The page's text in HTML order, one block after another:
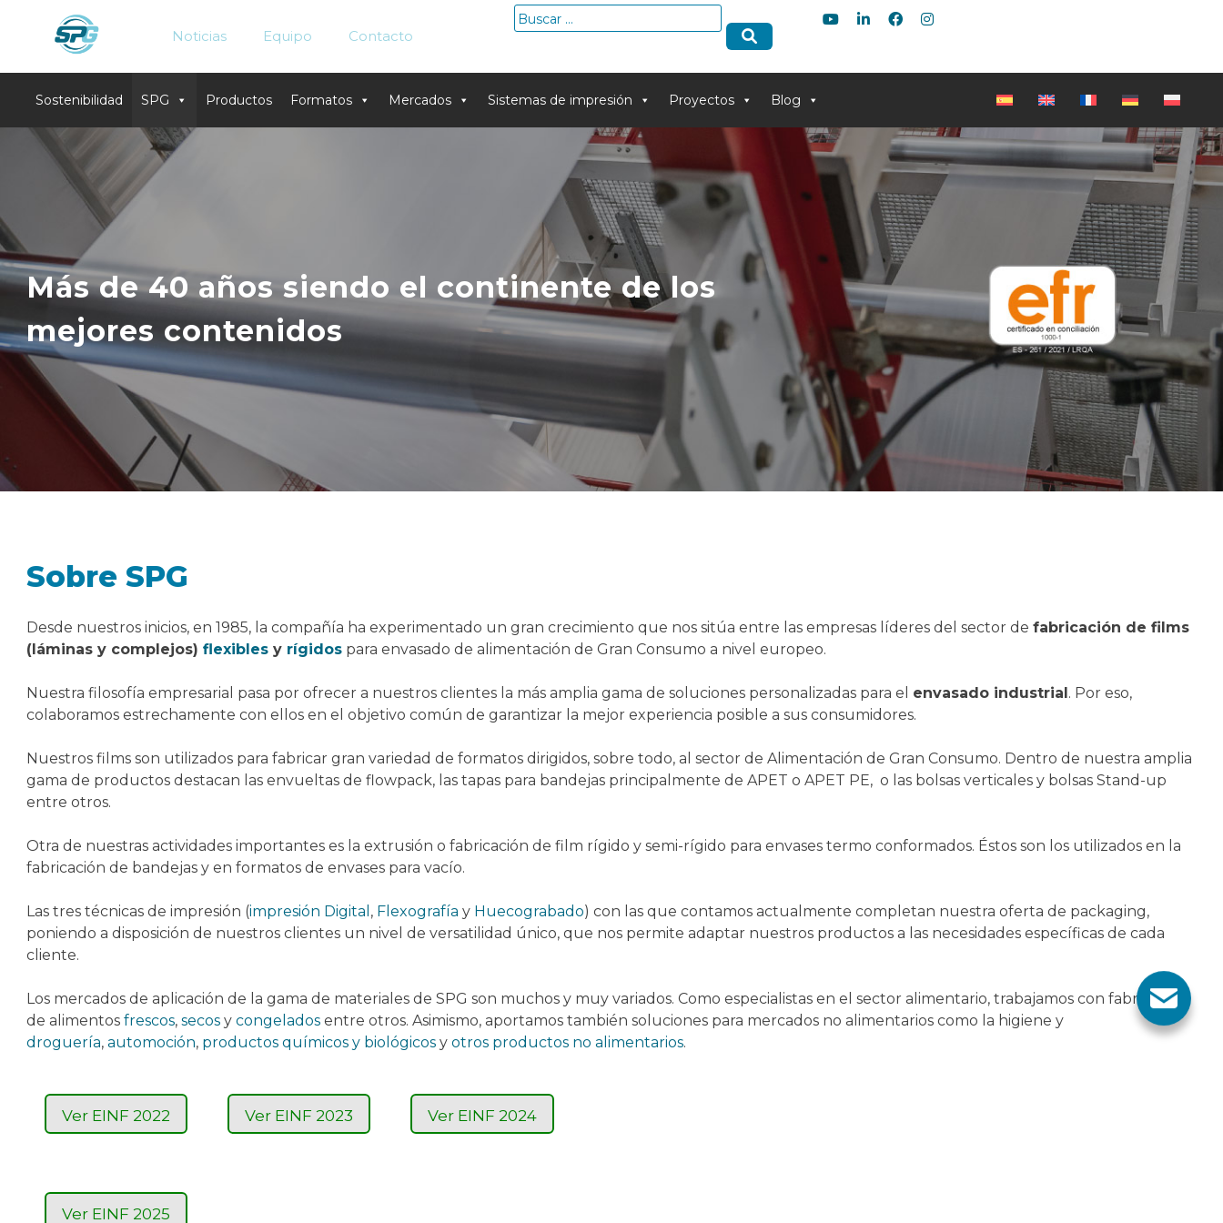
Noticias Equipo Contacto
Buscar:
Sostenibilidad SPG Productos Formatos Mercados Sistemas de impresión Proyectos Blog
Más de 40 años siendo el continente de los
mejores contenidos
Sobre SPG
Desde nuestros inicios, en 1985, la compañía ha experimentado un gran crecimiento que nos sitúa entre las empresas líderes del sector de fabricación de films
(láminas y complejos) flexiblesy rígidospara envasado de alimentación de Gran Consumo a nivel europeo.
Nuestra filosofía empresarial pasa por ofrecer a nuestros clientes la más amplia gama de soluciones personalizadas para el envasado industrial. Por eso,
colaboramos estrechamente con ellos en el objetivo común de garantizar la mejor experiencia posible a sus consumidores.
Nuestros films son utilizados para fabricar gran variedad de formatos dirigidos, sobre todo, al sector de Alimentación de Gran Consumo. Dentro de nuestra amplia
gama de productos destacan las envueltas de flowpack, las tapas para bandejas principalmente de APET o APET PE, o las bolsas verticales y bolsas Stand-up
entre otros.
Otra de nuestras actividades importantes es la extrusión o fabricación de film rígido y semi-rígido para envases termo conformados. Éstos son los utilizados en la
fabricación de bandejas y en formatos de envases para vacío.
Las tres técnicas de impresión (impresión Digital , Flexografía y Huecograbado) con las que contamos actualmente completan nuestra oferta de packaging,
poniendo a disposición de nuestros clientes un nivel de versatilidad único, que nos permite adaptar nuestros productos a las necesidades específicas de cada
cliente.
Los mercados de aplicación de la gama de materiales de SPG son muchos y muy variados. Como especialistas en el sector alimentario, trabajamos con fabricantes
de alimentos frescos, secosy congeladosentre otros. Asimismo, aportamos también soluciones para mercados no alimentarios como la higiene y
droguería, automoción, productos químicos y biológicosy otros productos no alimentarios.
Ver EINF 2022 Ver EINF 2023 Ver EINF 2024
Ver EINF 2025